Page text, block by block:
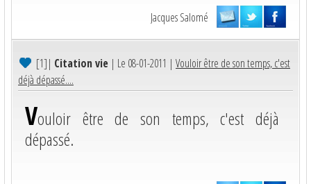
Jacques Salomé
[1]| Citation vie | Le 08-01-2011 | Vouloir être de son temps, c'est
déjà dépassé....
Vouloir être de son temps, c'est déjà
dépassé.